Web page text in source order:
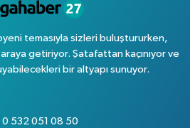
temasıyla sizleri buluştururken,
getiriyor. Şatafattan kaçınıyor ve
bir altyapı sunuyor.
0 532 051 08 50